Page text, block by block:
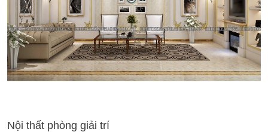
Nội thất phòng giải trí